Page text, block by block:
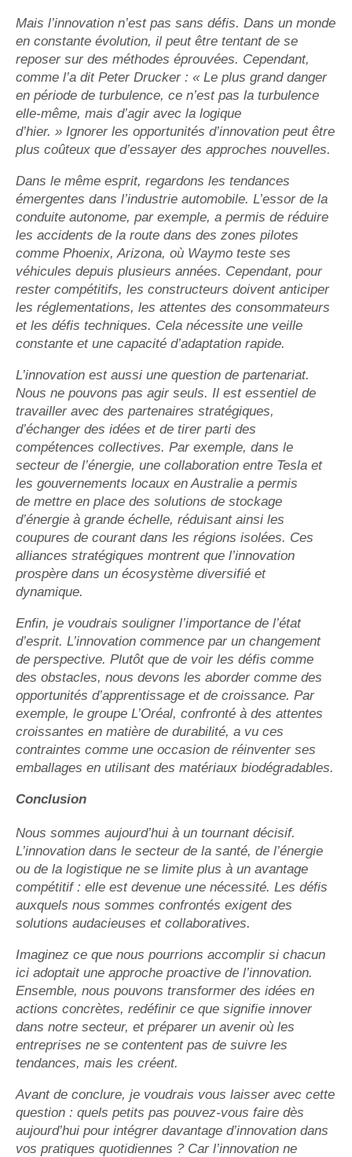
Mais l’innovation n’est pas sans défis. Dans un monde
en constante évolution, il peut être tentant de se
reposer sur des méthodes éprouvées. Cependant,
comme l’a dit Peter Drucker : « Le plus grand danger
en période de turbulence, ce n’est pas la turbulence
elle-même, mais d’agir avec la logique
d’hier. » Ignorer les opportunités d’innovation peut être
plus coûteux que d’essayer des approches nouvelles.
Dans le même esprit, regardons les tendances
émergentes dans l’industrie automobile. L’essor de la
conduite autonome, par exemple, a permis de réduire
les accidents de la route dans des zones pilotes
comme Phoenix, Arizona, où Waymo teste ses
véhicules depuis plusieurs années. Cependant, pour
rester compétitifs, les constructeurs doivent anticiper
les réglementations, les attentes des consommateurs
et les défis techniques. Cela nécessite une veille
constante et une capacité d’adaptation rapide.
L’innovation est aussi une question de partenariat.
Nous ne pouvons pas agir seuls. Il est essentiel de
travailler avec des partenaires stratégiques,
d’échanger des idées et de tirer parti des
compétences collectives. Par exemple, dans le
secteur de l’énergie, une collaboration entre Tesla et
les gouvernements locaux en Australie a permis
de mettre en place des solutions de stockage
d’énergie à grande échelle, réduisant ainsi les
coupures de courant dans les régions isolées. Ces
alliances stratégiques montrent que l’innovation
prospère dans un écosystème diversifié et
dynamique.
Enfin, je voudrais souligner l’importance de l’état
d’esprit. L’innovation commence par un changement
de perspective. Plutôt que de voir les défis comme
des obstacles, nous devons les aborder comme des
opportunités d’apprentissage et de croissance. Par
exemple, le groupe L’Oréal, confronté à des attentes
croissantes en matière de durabilité, a vu ces
contraintes comme une occasion de réinventer ses
emballages en utilisant des matériaux biodégradables.
Conclusion
Nous sommes aujourd’hui à un tournant décisif.
L’innovation dans le secteur de la santé, de l’énergie
ou de la logistique ne se limite plus à un avantage
compétitif : elle est devenue une nécessité. Les défis
auxquels nous sommes confrontés exigent des
solutions audacieuses et collaboratives.
Imaginez ce que nous pourrions accomplir si chacun
ici adoptait une approche proactive de l’innovation.
Ensemble, nous pouvons transformer des idées en
actions concrètes, redéfinir ce que signifie innover
dans notre secteur, et préparer un avenir où les
entreprises ne se contentent pas de suivre les
tendances, mais les créent.
Avant de conclure, je voudrais vous laisser avec cette
question : quels petits pas pouvez-vous faire dès
aujourd’hui pour intégrer davantage d’innovation dans
vos pratiques quotidiennes ? Car l’innovation ne